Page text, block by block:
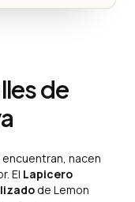
de
nacen
El Lapicero
de Lemon